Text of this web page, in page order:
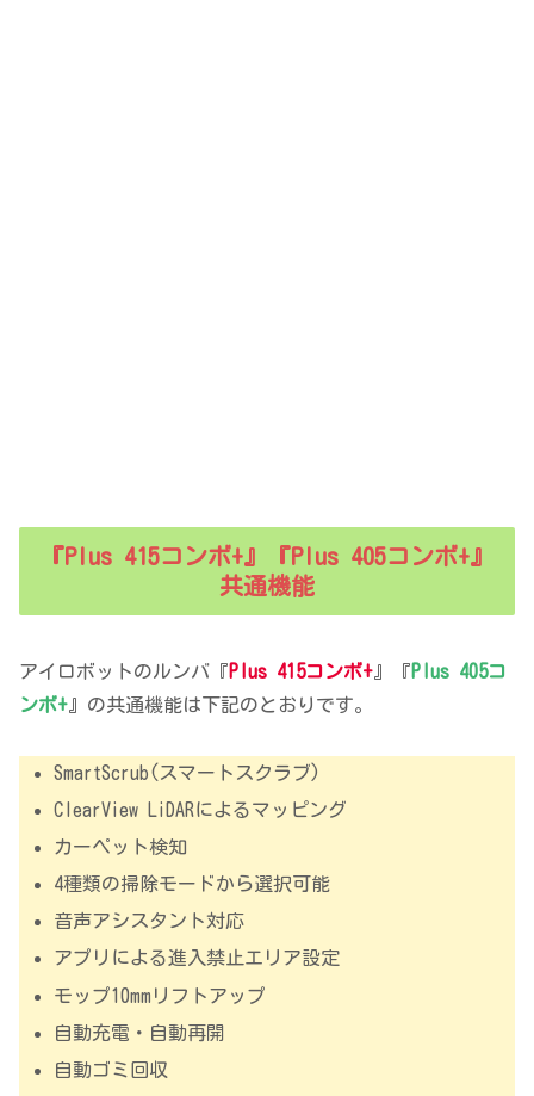
『Plus 415コンボ+』『Plus 405コンボ+』
共通機能
アイロボットのルンバ『Plus 415コンボ+ 』『Plus 405コ
ンボ+ 』の共通機能は下記のとおりです。
SmartScrub(スマートスクラブ)
ClearView LiDARによるマッピング
カーペット検知
4種類の掃除モードから選択可能
音声アシスタント対応
アプリによる進入禁止エリア設定
モップ10mmリフトアップ
自動充電・自動再開
自動ゴミ回収